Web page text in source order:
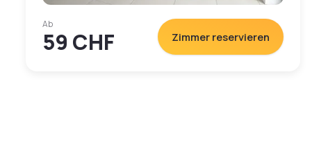
Ab
59 CHF Zimmer reservieren